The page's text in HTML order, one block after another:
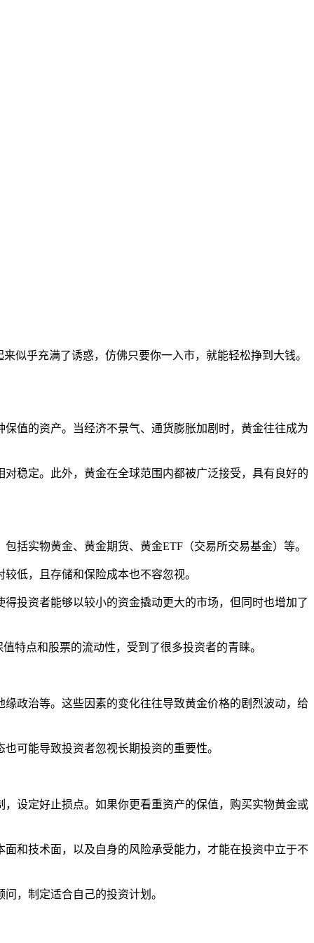
似乎充满了诱惑，仿佛只要你一入市，就能轻松挣到大钱。
值的资产。当经济不景气、通货膨胀加剧时，黄金往往成为
稳定。此外，黄金在全球范围内都被广泛接受，具有良好的
括实物黄金、黄金期货、黄金ETF（交易所交易基金）等。
低，且存储和保险成本也不容忽视。
投资者能够以较小的资金撬动更大的市场，但同时也增加了
特点和股票的流动性，受到了很多投资者的青睐。
政治等。这些因素的变化往往导致黄金价格的剧烈波动，给
可能导致投资者忽视长期投资的重要性。
设定好止损点。如果你更看重资产的保值，购买实物黄金或
和技术面，以及自身的风险承受能力，才能在投资中立于不
，制定适合自己的投资计划。